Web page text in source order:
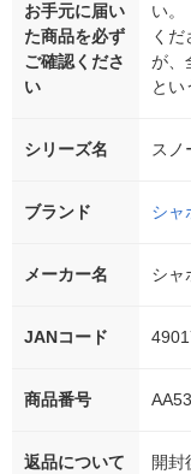
お手元に届い
た商品を必ず
ご確認くださ
い
い。
く
が、
とい
シリーズ名 スノ
ブランド シャ
メーカー名 シャ
JANコード
商品番号
返品について
開封